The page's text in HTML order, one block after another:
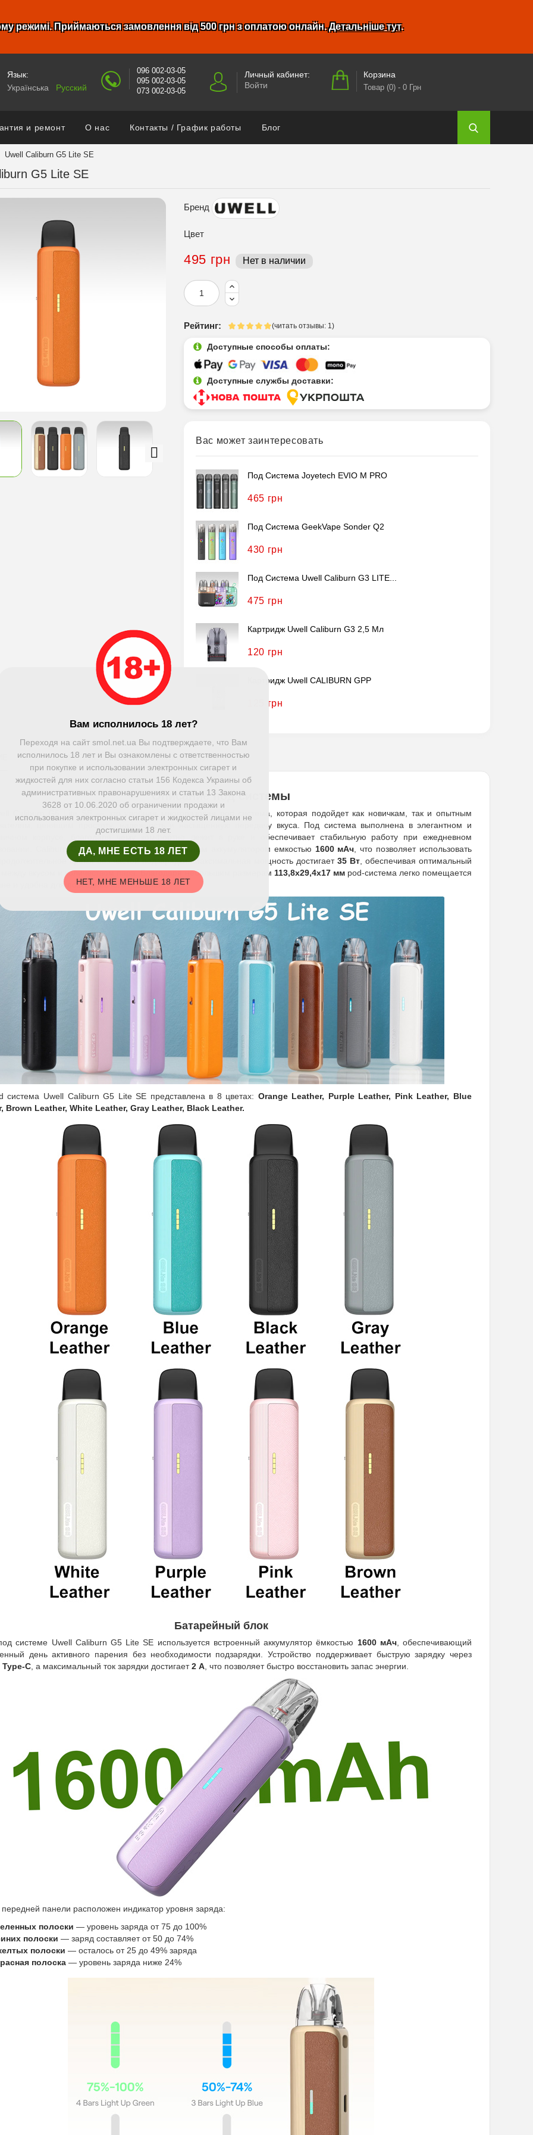
режимі. Приймаються замовлення від 500 грн з оплатою онлайн.Детальніше тут.
Язык:
Українська
Русский
096 002-03-05
095 002-03-05
073 002-03-05
Личный кабинет:
Войти
Корзина
Товар (0)- 0 Грн
и ремонт О нас Контакты / График работы Блог
Uwell Caliburn G5 Lite SE
G5 Lite SE
Бренд
Цвет
495 грн Нет в наличии
Рейтинг: (читать отзывы: 1)
Доступные способы оплаты:
Доступные службы доставки:
Вас может заинтересовать
Под Система Joyetech EVIO M PRO
465 грн
Под Система GeekVape Sonder Q2
430 грн
Под Система Uwell Caliburn G3 LITE...
475 грн
Картридж Uwell Caliburn G3 2,5 Мл
120 грн
Картридж Uwell CALIBURN GPP
125 грн
ХАРАКТЕРИСТИКИ ОТЗЫВЫ (1)
Описание под системы
Caliburn G5 Lite SE — это удобная многоразовая pod система, которая подойдет как новичкам, так и опытным
ценящим простоту, надежность и насыщенную передачу вкуса. Под система выполнена в элегантном и
корпусе, благодаря чему комфортно лежит в руке и обеспечивает стабильную работу при ежедневном
Caliburn G5 Lite SE оснащена встроенным аккумулятором емкостью 1600 мАч , что позволяет использовать
время без частой подзарядки. Максимальная мощность достигает 35 Вт , обеспечивая оптимальный
вкусом и количеством пара. Благодаря небольшим размерам 113,8x29,4x17 ммpod-система легко помещается
и удобна для повседневного ношения.
система Uwell Caliburn G5 Lite SE представлена в 8 цветах: Orange Leather, Purple Leather, Pink Leather, Blue
Brown Leather, White Leather, Gray Leather, Black Leather.
Батарейный блок
системе Uwell Caliburn G5 Lite SE используется встроенный аккумулятор ёмкостью 1600 мАч, обеспечивающий
день активного парения без необходимости подзарядки. Устройство поддерживает быструю зарядку через
Type-C, а максимальный ток зарядки достигает2 А, что позволяет быстро восстановить запас энергии.
панели расположен индикатор уровня заряда:
полоски — уровень заряда от 75 до 100%
полоски — заряд составляет от 50 до 74%
полоски — осталось от 25 до 49% заряда
полоска— уровень заряда ниже 24%
Вам исполнилось 18 лет?
Переходя на сайт smol.net.ua Вы подтверждаете, что Вам
исполнилось 18 лет и Вы ознакомлены с ответственностью
при покупке и использовании электронных сигарет и
жидкостей для них согласно статьи 156 Кодекса Украины об
административных правонарушениях и статьи 13 Закона
3628 от 10.06.2020 об ограничении продажи и
использования электронных сигарет и жидкостей лицами не
достигшими 18 лет.
ДА, МНЕ ЕСТЬ 18 ЛЕТ
НЕТ, МНЕ МЕНЬШЕ 18 ЛЕТ